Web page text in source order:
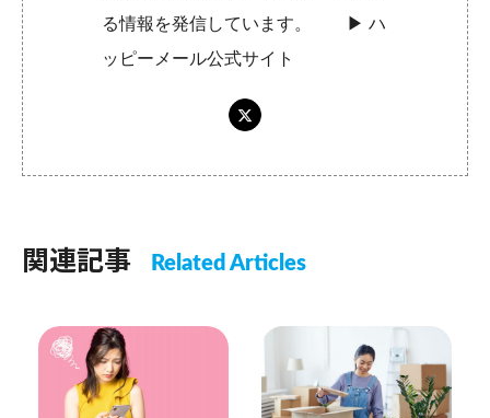
る情報を発信しています。 ▶︎ハ
ッピーメール公式サイト
関連記事 Related Articles